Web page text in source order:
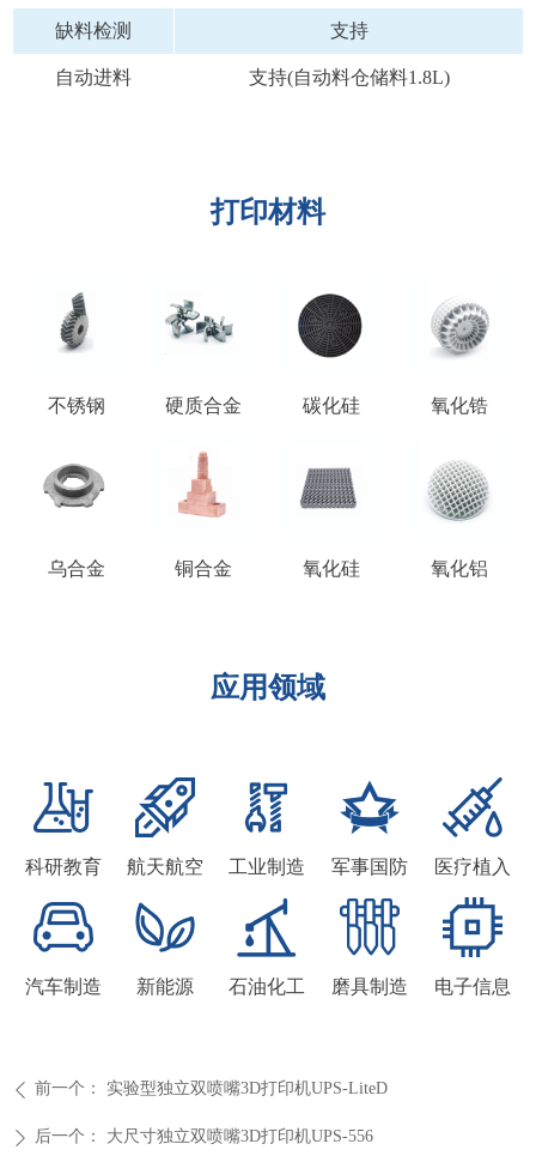
ꄴ 前一个： 实验型独立双喷嘴3D打印机UPS-LiteD
ꄲ 后一个： 大尺寸独立双喷嘴3D打印机UPS-556
缺料检测 支持
自动进料 支持(自动料仓储料1.8L)
打印材料
不锈钢 硬质合金 碳化硅 氧化锆
乌合金 铜合金 氧化硅 氧化铝
应用领域
科研教育 航天航空 工业制造 军事国防 医疗植入
汽车制造 新能源 石油化工 磨具制造 电子信息